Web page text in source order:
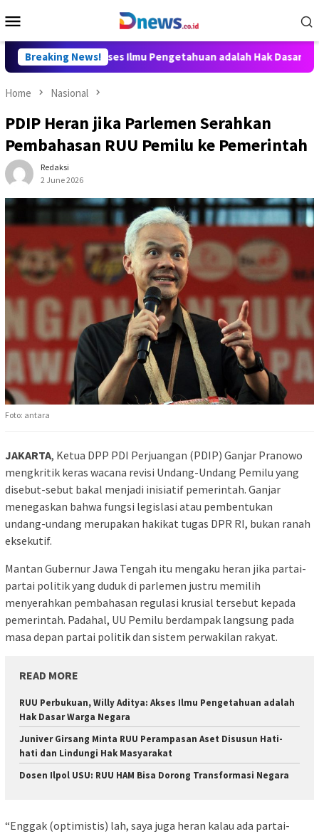
to
Menu
Breaking News!
Aditya: Akses Ilmu Pengetahuan adalah Hak Dasar Warga
Home Nasional
PDIP Heran jika Parlemen Serahkan
Pembahasan RUU Pemilu ke Pemerintah
Redaksi
2 June 2026
Foto: antara
JAKARTA, Ketua DPP PDI Perjuangan (PDIP) Ganjar Pranowo
mengkritik keras wacana revisi Undang-Undang Pemilu yang
disebut-sebut bakal menjadi inisiatif pemerintah. Ganjar
menegaskan bahwa fungsi legislasi atau pembentukan
undang-undang merupakan hakikat tugas DPR RI, bukan ranah
eksekutif.
Mantan Gubernur Jawa Tengah itu mengaku heran jika partai-
partai politik yang duduk di parlemen justru memilih
menyerahkan pembahasan regulasi krusial tersebut kepada
pemerintah. Padahal, UU Pemilu berdampak langsung pada
masa depan partai politik dan sistem perwakilan rakyat.
READ MORE
RUU Perbukuan, Willy Aditya: Akses Ilmu Pengetahuan adalah
Hak Dasar Warga Negara
Juniver Girsang Minta RUU Perampasan Aset Disusun Hati-
hati dan Lindungi Hak Masyarakat
Dosen Ilpol USU: RUU HAM Bisa Dorong Transformasi Negara
“Enggak (optimistis) lah, saya juga heran kalau ada partai-